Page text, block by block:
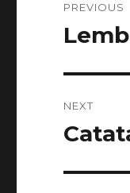
pos
PREVIOUS
Previous
NEXT
Next